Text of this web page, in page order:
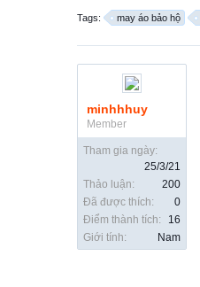
Tags: may áo bảo hộ
minhhhuy
Member
Tham gia ngày:
25/3/21
Thảo luận:
200
Đã được thích:
0
Điểm thành tích:
16
Giới tính:
Nam